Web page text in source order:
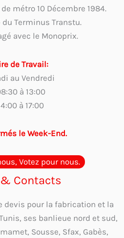
métro 10 Décembre 1984.
Terminus Transtu.
avec le Monoprix.
de Travail:
au Vendredi
à 13:00
à 17:00
le Week-End.
Votez pour nous.
Contacts
devis pour la fabrication et la
ses banlieue nord et sud,
Sousse, Sfax, Gabès,